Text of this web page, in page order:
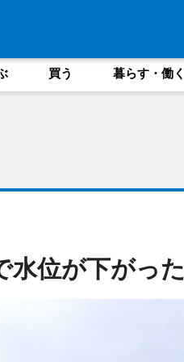
買う 暮らす・働く
位が下がっ